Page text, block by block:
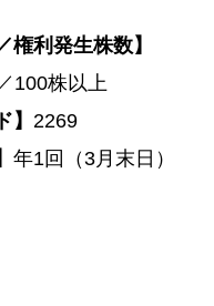
権利発生株数】
100株以上
】 2269
年1回（3月末日）